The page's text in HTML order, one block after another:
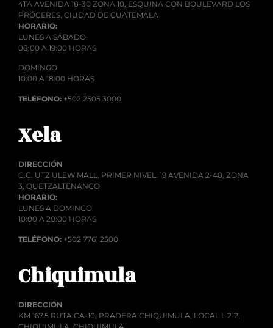
4TA AVENIDA 18-30 ZONA 10, ESQUINA CON BOULEVARD LOS
PRÓCERES, CIUDAD DE GUATEMALA
HORARIO:
LUNES A SÁBADO
08:00 A 19:00 HORAS
DOMINGO
10:00 A 18:00 HORAS
TELÉFONO: +502 2505 3000
Xela
DIRECCIÓN
C.C. UTZ ULEW MALL, PRIMER NIVEL. 19 AVENIDA 2-40, ZONA
3, QUETZALTENANGO
HORARIO:
LUNES A DOMINGO
10:00 A 20:00 HORAS
TELÉFONO: +502 7761 2500
Chiquimula
DIRECCIÓN
KM 167.5 RUTA CA-10, PRADERA CHIQUIMULA, LOCAL L 212,